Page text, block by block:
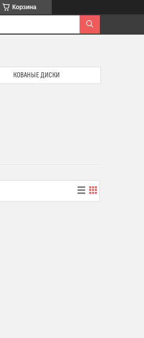
Корзина
КОВАНЫЕ ДИСКИ